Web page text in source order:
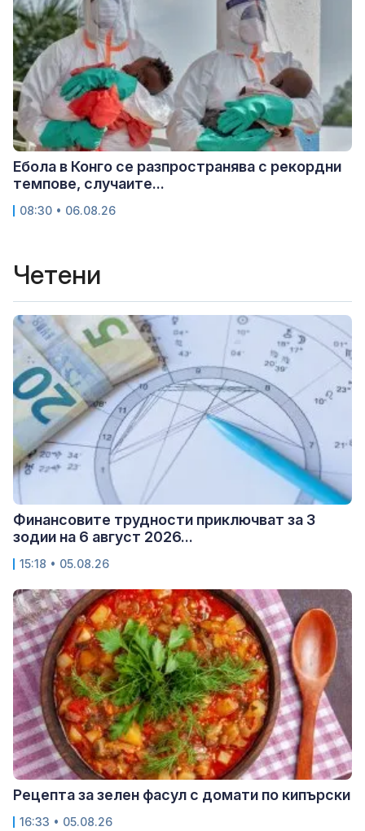
Ебола в Конго се разпространява с рекордни
темпове, случаите...
08:30 • 06.08.26
Четени
Финансовите трудности приключват за 3
зодии на 6 август 2026...
15:18 • 05.08.26
Рецепта за зелен фасул с домати по кипърски
16:33 • 05.08.26